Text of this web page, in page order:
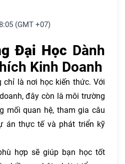
(GMT +07)
Đại Học Dành
Kinh Doanh
chỉ là nơi học kiến thức. Với
đây còn là môi trường
mối quan hệ, tham gia câu
án thực tế và phát triển kỹ
hợp sẽ giúp bạn học tốt